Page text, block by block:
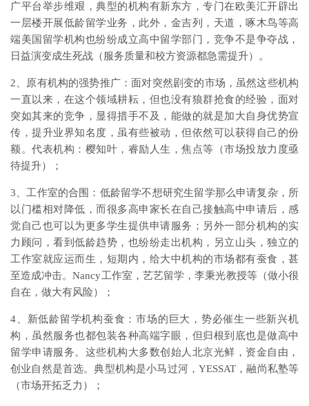
广平台举步维艰，典型的机构有新东方，专门在欧美汇开辟出
一层楼开展低龄留学业务，此外，金吉列，天道，啄木鸟等高
端美国留学机构也纷纷成立高中留学部门，竞争不是争夺战，
日益演变成生死战（服务质量和校方资源都急需提升）。
2、原有机构的强势推广：面对突然剧变的市场，虽然这些机构
一直以来，在这个领域耕耘，但也没有狼群抢食的经验，面对
突如其来的竞争，显得措手不及，能做的就是加大自身优势宣
传，提升业界知名度，虽有些被动，但依然可以获得自己的份
额。代表机构：樱知叶，睿励人生，焦点等（市场投放力度亟
待提升）；
3、工作室的合围：低龄留学不想研究生留学那么申请复杂，所
以门槛相对降低，而很多高申家长在自己接触高中申请后，感
觉自己也可以为更多学生提供申请服务；另外一部分机构的实
力顾问，看到低龄趋势，也纷纷走出机构，另立山头，独立的
工作室就应运而生，短期内，给大中机构的市场都有蚕食，甚
至造成冲击。Nancy工作室，艺艺留学，李秉光教授等（做小很
自在，做大有风险）；
4、新低龄留学机构蚕食：市场的巨大，势必催生一些新兴机
构，虽然服务也都包装各种高端字眼，但归根到底也是做高中
留学申请服务。这些机构大多数创始人北京光鲜，资金自由，
创业自然是首选。典型机构是小马过河，YESSAT，融尚私塾等
（市场开拓乏力）；